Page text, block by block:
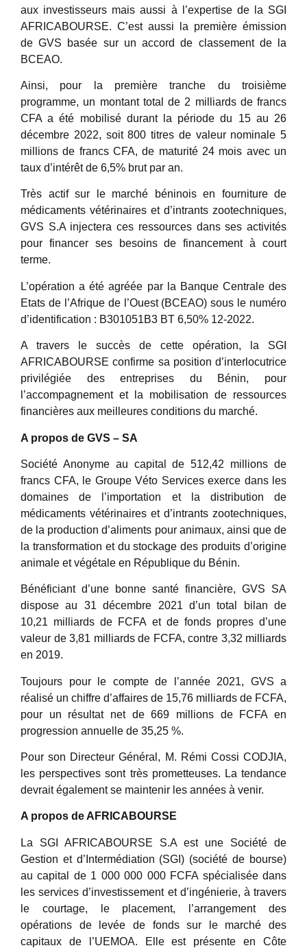
aux investisseurs mais aussi à l’expertise de la SGI
AFRICABOURSE. C’est aussi la première émission
de GVS basée sur un accord de classement de la
BCEAO.
Ainsi, pour la première tranche du troisième
programme, un montant total de 2 milliards de francs
CFA a été mobilisé durant la période du 15 au 26
décembre 2022, soit 800 titres de valeur nominale 5
millions de francs CFA, de maturité 24 mois avec un
taux d’intérêt de 6,5% brut par an.
Très actif sur le marché béninois en fourniture de
médicaments vétérinaires et d’intrants zootechniques,
GVS S.A injectera ces ressources dans ses activités
pour financer ses besoins de financement à court
terme.
L’opération a été agréée par la Banque Centrale des
Etats de l’Afrique de l’Ouest (BCEAO) sous le numéro
d’identification : B301051B3 BT 6,50% 12-2022.
A travers le succès de cette opération, la SGI
AFRICABOURSE confirme sa position d’interlocutrice
privilégiée des entreprises du Bénin, pour
l’accompagnement et la mobilisation de ressources
financières aux meilleures conditions du marché.
A propos de GVS – SA
Société Anonyme au capital de 512,42 millions de
francs CFA, le Groupe Véto Services exerce dans les
domaines de l’importation et la distribution de
médicaments vétérinaires et d’intrants zootechniques,
de la production d’aliments pour animaux, ainsi que de
la transformation et du stockage des produits d’origine
animale et végétale en République du Bénin.
Bénéficiant d’une bonne santé financière, GVS SA
dispose au 31 décembre 2021 d’un total bilan de
10,21 milliards de FCFA et de fonds propres d’une
valeur de 3,81 milliards de FCFA, contre 3,32 milliards
en 2019.
Toujours pour le compte de l’année 2021, GVS a
réalisé un chiffre d’affaires de 15,76 milliards de FCFA,
pour un résultat net de 669 millions de FCFA en
progression annuelle de 35,25 %.
Pour son Directeur Général, M. Rémi Cossi CODJIA,
les perspectives sont très prometteuses. La tendance
devrait également se maintenir les années à venir.
A propos de AFRICABOURSE
La SGI AFRICABOURSE S.A est une Société de
Gestion et d’Intermédiation (SGI) (société de bourse)
au capital de 1 000 000 000 FCFA spécialisée dans
les services d’investissement et d’ingénierie, à travers
le courtage, le placement, l’arrangement des
opérations de levée de fonds sur le marché des
capitaux de l’UEMOA. Elle est présente en Côte